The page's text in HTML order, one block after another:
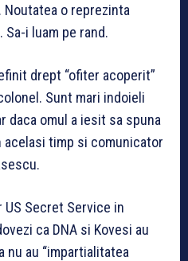
o reprezinta
i luam pe rand.
drept “ofiter acoperit”
Sunt mari indoieli
daca omul a iesit sa spuna
acelasi timp si comunicator
Secret Service in
ca DNA si Kovesi au
au “impartialitatea